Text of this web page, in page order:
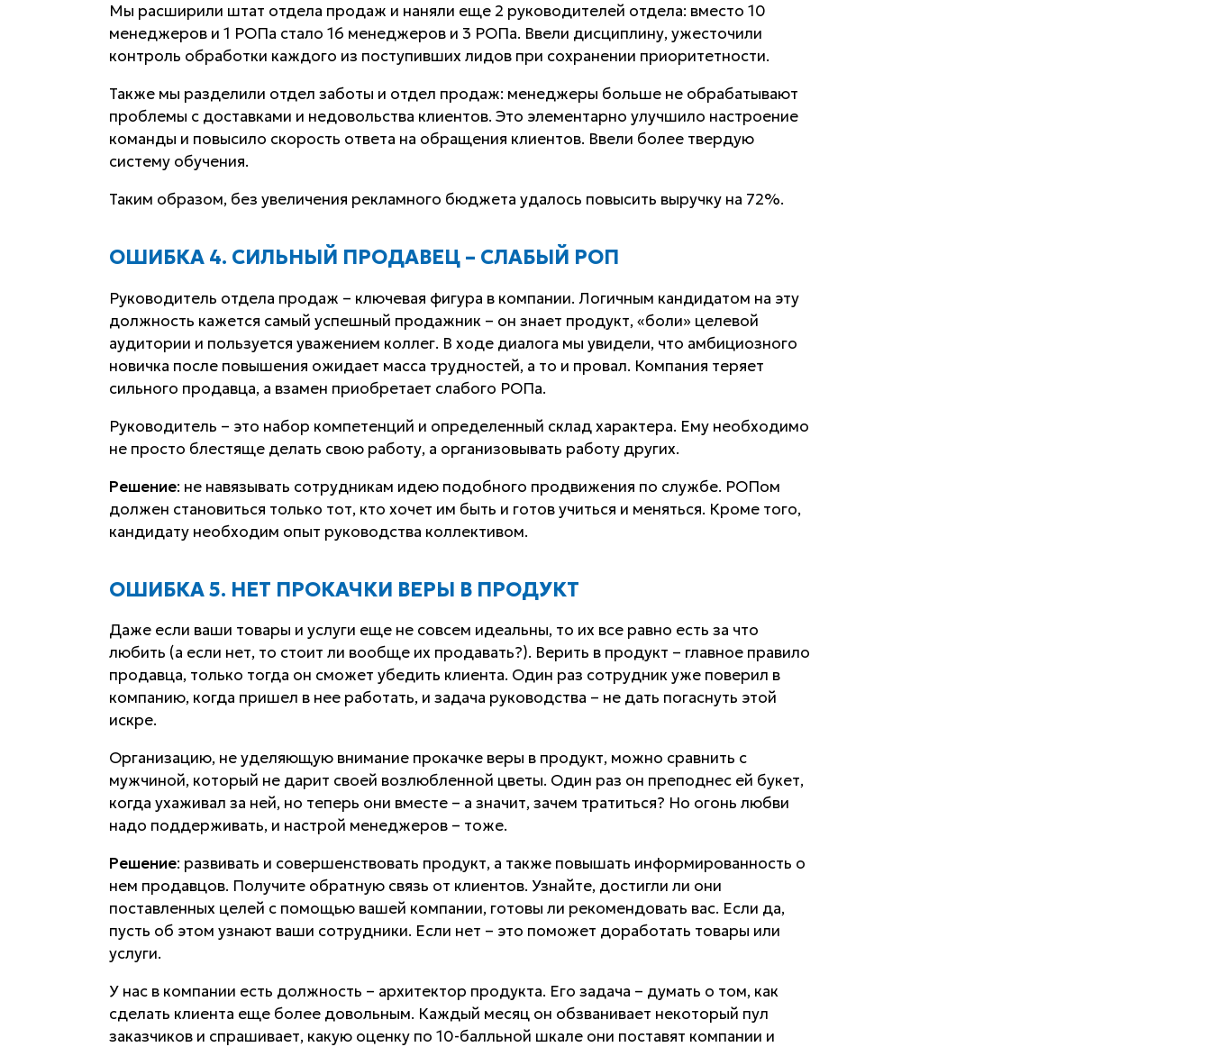
Мы расширили штат отдела продаж и наняли еще 2 руководителей отдела: вместо 10
менеджеров и 1 РОПа стало 16 менеджеров и 3 РОПа. Ввели дисциплину, ужесточили
контроль обработки каждого из поступивших лидов при сохранении приоритетности.
Также мы разделили отдел заботы и отдел продаж: менеджеры больше не обрабатывают
проблемы с доставками и недовольства клиентов. Это элементарно улучшило настроение
команды и повысило скорость ответа на обращения клиентов. Ввели более твердую
систему обучения.
Таким образом, без увеличения рекламного бюджета удалось повысить выручку на 72%.
ОШИБКА 4. СИЛЬНЫЙ ПРОДАВЕЦ – СЛАБЫЙ РОП
Руководитель отдела продаж – ключевая фигура в компании. Логичным кандидатом на эту
должность кажется самый успешный продажник – он знает продукт, «боли» целевой
аудитории и пользуется уважением коллег. В ходе диалога мы увидели, что амбициозного
новичка после повышения ожидает масса трудностей, а то и провал. Компания теряет
сильного продавца, а взамен приобретает слабого РОПа.
Руководитель – это набор компетенций и определенный склад характера. Ему необходимо
не просто блестяще делать свою работу, а организовывать работу других.
Решение: не навязывать сотрудникам идею подобного продвижения по службе. РОПом
должен становиться только тот, кто хочет им быть и готов учиться и меняться. Кроме того,
кандидату необходим опыт руководства коллективом.
ОШИБКА 5. НЕТ ПРОКАЧКИ ВЕРЫ В ПРОДУКТ
Даже если ваши товары и услуги еще не совсем идеальны, то их все равно есть за что
любить (а если нет, то стоит ли вообще их продавать?). Верить в продукт – главное правило
продавца, только тогда он сможет убедить клиента. Один раз сотрудник уже поверил в
компанию, когда пришел в нее работать, и задача руководства – не дать погаснуть этой
искре.
Организацию, не уделяющую внимание прокачке веры в продукт, можно сравнить с
мужчиной, который не дарит своей возлюбленной цветы. Один раз он преподнес ей букет,
когда ухаживал за ней, но теперь они вместе – а значит, зачем тратиться? Но огонь любви
надо поддерживать, и настрой менеджеров – тоже.
Решение: развивать и совершенствовать продукт, а также повышать информированность о
нем продавцов. Получите обратную связь от клиентов. Узнайте, достигли ли они
поставленных целей с помощью вашей компании, готовы ли рекомендовать вас. Если да,
пусть об этом узнают ваши сотрудники. Если нет – это поможет доработать товары или
услуги.
У нас в компании есть должность – архитектор продукта. Его задача – думать о том, как
сделать клиента еще более довольным. Каждый месяц он обзванивает некоторый пул
заказчиков и спрашивает, какую оценку по 10-балльной шкале они поставят компании и